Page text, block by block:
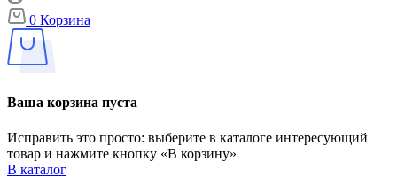
0 Корзина
Ваша корзина пуста
Исправить это просто: выберите в каталоге интересующий
товар и нажмите кнопку «В корзину»
В каталог